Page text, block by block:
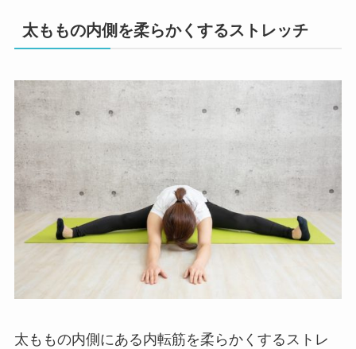
太ももの内側を柔らかくするストレッチ
太ももの内側にある内転筋を柔らかくするストレ